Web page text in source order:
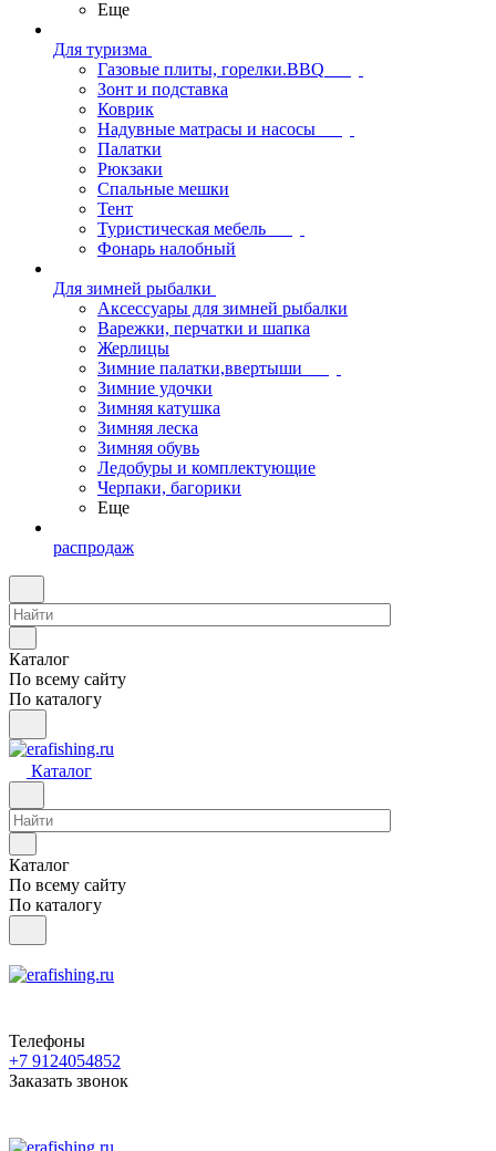
Еще
Для туризма
Газовые плиты, горелки.BBQ
Зонт и подставка
Коврик
Надувные матрасы и насосы
Палатки
Рюкзаки
Спальные мешки
Тент
Туристическая мебель
Фонарь налобный
Для зимней рыбалки
Аксессуары для зимней рыбалки
Варежки, перчатки и шапка
Жерлицы
Зимние палатки,ввертыши
Зимние удочки
Зимняя катушка
Зимняя леска
Зимняя обувь
Ледобуры и комплектующие
Черпаки, багорики
Еще
распродаж
Каталог
По всему сайту
По каталогу
Каталог
Каталог
По всему сайту
По каталогу
Телефоны
+7 9124054852
Заказать звонок